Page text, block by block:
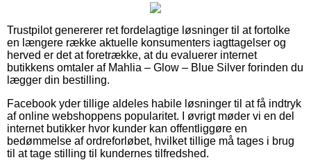
Trustpilot genererer ret fordelagtige løsninger til at fortolke
en længere række aktuelle konsumenters iagttagelser og
herved er det at foretrække, at du evaluerer internet
butikkens omtaler af Mahlia – Glow – Blue Silver forinden du
lægger din bestilling.
Facebook yder tillige aldeles habile løsninger til at få indtryk
af online webshoppens popularitet. I øvrigt møder vi en del
internet butikker hvor kunder kan offentliggøre en
bedømmelse af ordreforløbet, hvilket tillige må tages i brug
til at tage stilling til kundernes tilfredshed.